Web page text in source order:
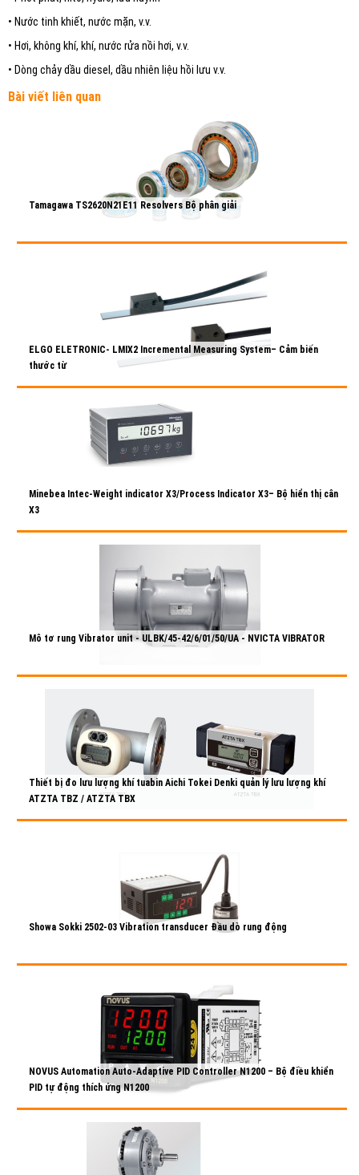
• Nước tinh khiết, nước mặn, v.v.
• Hơi, không khí, khí, nước rửa nồi hơi, v.v.
• Dòng chảy dầu diesel, dầu nhiên liệu hồi lưu v.v.
Bài viết liên quan
Tamagawa TS2620N21E11 Resolvers Bộ phân giải
30/10/2021 Chi tiết >>
ELGO ELETRONIC- LMIX2 Incremental Measuring System– Cảm biến
thước từ
29/10/2021
Chi tiết >>
Minebea Intec-Weight indicator X3/Process Indicator X3– Bộ hiển thị cân
X3
29/10/2021
Chi tiết >>
Mô tơ rung Vibrator unit - ULBK/45-42/6/01/50/UA - NVICTA VIBRATOR
29/10/2021 Chi tiết >>
Thiết bị đo lưu lượng khí tuabin Aichi Tokei Denki quản lý lưu lượng khí
ATZTA TBZ / ATZTA TBX
29/10/2021
Chi tiết >>
Showa Sokki 2502-03 Vibration transducer Đầu dò rung động
28/10/2021 Chi tiết >>
NOVUS Automation Auto-Adaptive PID Controller N1200 – Bộ điều khiển
PID tự động thích ứng N1200
28/10/2021
Chi tiết >>